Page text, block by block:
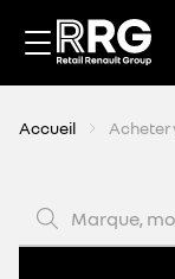
Accueil Acheter